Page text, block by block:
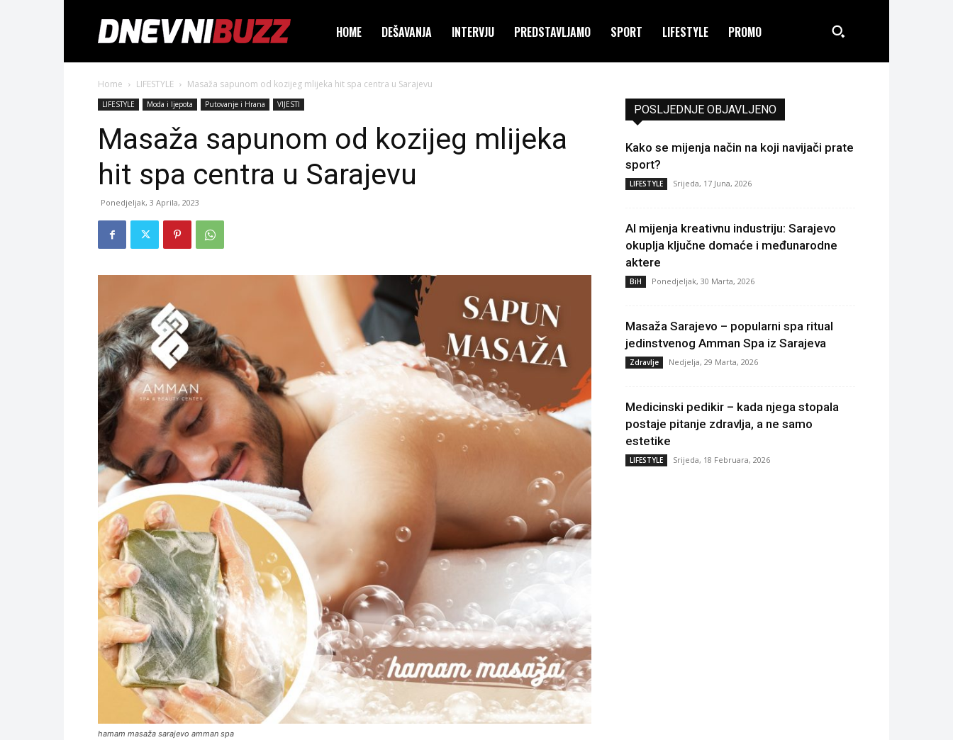
HOME DEŠAVANJA INTERVJU PREDSTAVLJAMO SPORT LIFESTYLE PROMO
Home LIFESTYLE Masaža sapunom od kozijeg mlijeka hit spa centra u Sarajevu
LIFESTYLE Moda i ljepota Putovanje i Hrana VIJESTI
Masaža sapunom od kozijeg mlijeka
hit spa centra u Sarajevu
Ponedjeljak, 3 Aprila, 2023
hamam masaža sarajevo amman spa
POSLJEDNJE OBJAVLJENO
Kako se mijenja način na koji navijači prate
sport?
LIFESTYLE Srijeda, 17 Juna, 2026
AI mijenja kreativnu industriju: Sarajevo
okuplja ključne domaće i međunarodne
aktere
BiH Ponedjeljak, 30 Marta, 2026
Masaža Sarajevo – popularni spa ritual
jedinstvenog Amman Spa iz Sarajeva
Zdravlje Nedjelja, 29 Marta, 2026
Medicinski pedikir – kada njega stopala
postaje pitanje zdravlja, a ne samo
estetike
LIFESTYLE Srijeda, 18 Februara, 2026